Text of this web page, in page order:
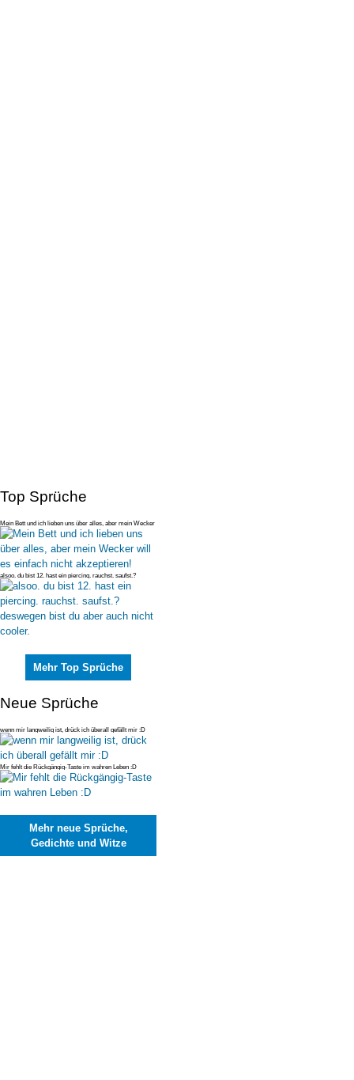
Top Sprüche
Mein Bett und ich lieben uns über alles, aber mein Wecker
will es einfac
alsoo. du bist 12. hast ein piercing. rauchst. saufst.?
deswegen bist du
Mehr Top Sprüche
Neue Sprüche
wenn mir langweilig ist, drück ich überall gefällt mir :D
Mir fehlt die Rückgängig-Taste im wahren Leben :D
Mehr neue Sprüche,
Gedichte und Witze